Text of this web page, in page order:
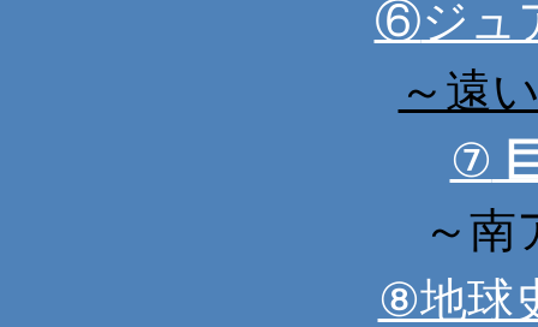
⑥ジュ
～遠
⑦
～南
⑧地球